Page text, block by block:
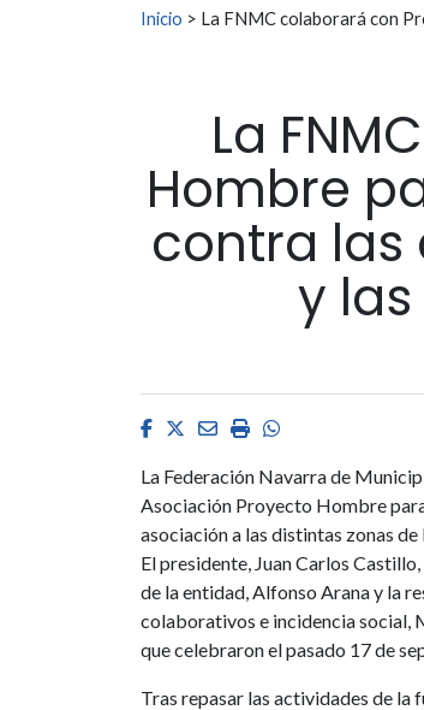
Buscar:
Inicio > La FNMC colaborará con
La
Hombre
contra las
y
Facebook
Twitter
EmailImprimirWhatsapp
La Federación Navarra de
Asociación Proyecto Hombre
asociación a las distintas zonas
El presidente, Juan Carlos
de la entidad, Alfonso Arana y la
colaborativos e incidencia social,
que celebraron el pasado 17 de
Tras repasar las actividades de la